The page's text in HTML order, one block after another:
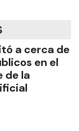
a cerca de
en el
de la